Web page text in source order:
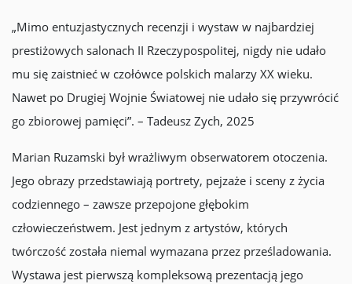
„Mimo entuzjastycznych recenzji i wystaw w najbardziej
prestiżowych salonach II Rzeczypospolitej, nigdy nie udało
mu się zaistnieć w czołówce polskich malarzy XX wieku.
Nawet po Drugiej Wojnie Światowej nie udało się przywrócić
go zbiorowej pamięci”. – Tadeusz Zych, 2025
Marian Ruzamski był wrażliwym obserwatorem otoczenia.
Jego obrazy przedstawiają portrety, pejzaże i sceny z życia
codziennego – zawsze przepojone głębokim
człowieczeństwem. Jest jednym z artystów, których
twórczość została niemal wymazana przez prześladowania.
Wystawa jest pierwszą kompleksową prezentacją jego